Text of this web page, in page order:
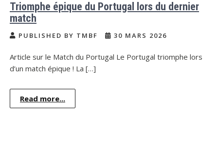
Triomphe épique du Portugal lors du dernier
match
PUBLISHED BY TMBF 30 MARS 2026
Article sur le Match du Portugal Le Portugal triomphe lors
d’un match épique ! La […]
Read more...